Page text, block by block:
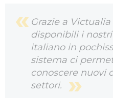
Grazie a
disponibili i
italiano in
sistema ci
conoscere nuovi
settori.